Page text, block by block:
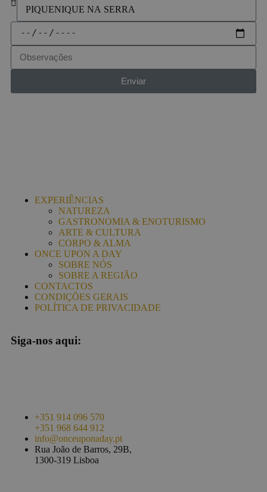
Enviar
EXPERIÊNCIAS
NATUREZA
GASTRONOMIA & ENOTURISMO
ARTE & CULTURA
CORPO & ALMA
ONCE UPON A DAY
SOBRE NÓS
SOBRE A REGIÃO
CONTACTOS
CONDIÇÕES GERAIS
POLÍTICA DE PRIVACIDADE
Siga-nos aqui:
+351 914 096 570
+351 968 644 912
info@onceuponaday.pt
Rua João de Barros, 29B,
1300-319 Lisboa